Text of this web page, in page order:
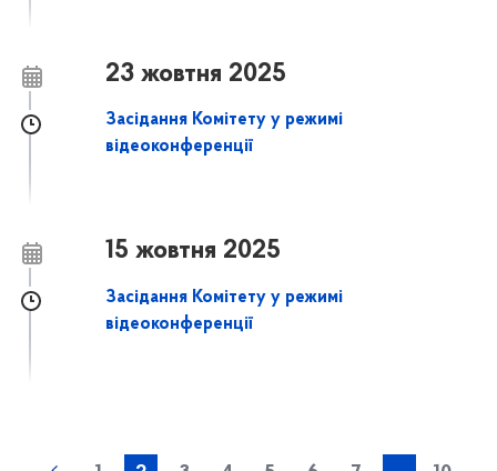
23 жовтня 2025
Засідання Комітету у режимі
відеоконференції
15 жовтня 2025
Засідання Комітету у режимі
відеоконференції